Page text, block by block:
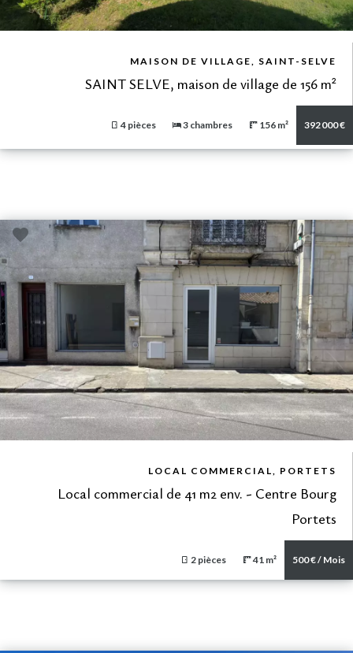
MAISON DE VILLAGE, SAINT-SELVE
SAINT SELVE, maison de village de 156 m²
4 pièces 3 chambres 156 m² 392 000 €
LOCAL COMMERCIAL, PORTETS
Local commercial de 41 m2 env. - Centre Bourg
Portets
2 pièces 41 m² 500 € / Mois